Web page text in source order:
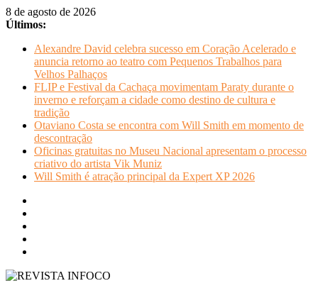
Pular
para
conteúdo
8 de agosto de 2026
Últimos:
Alexandre David celebra sucesso em Coração Acelerado e
anuncia retorno ao teatro com Pequenos Trabalhos para
Velhos Palhaços
FLIP e Festival da Cachaça movimentam Paraty durante o
inverno e reforçam a cidade como destino de cultura e
tradição
Otaviano Costa se encontra com Will Smith em momento de
descontração
Oficinas gratuitas no Museu Nacional apresentam o processo
criativo do artista Vik Muniz
Will Smith é atração principal da Expert XP 2026